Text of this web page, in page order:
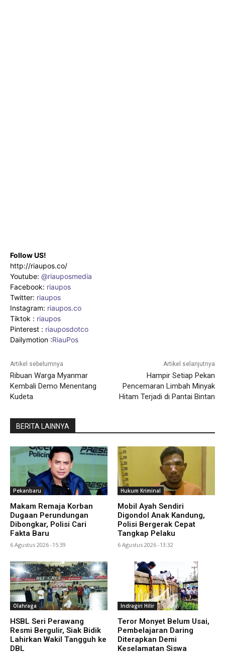
Follow US!
http://riaupos.co/
Youtube: @riauposmedia
Facebook: riaupos
Twitter: riaupos
Instagram: riaupos.co
Tiktok : riaupos
Pinterest : riauposdotco
Dailymotion :RiauPos
Artikel sebelumnya
Ribuan Warga Myanmar
Kembali Demo Menentang
Kudeta
Artikel selanjutnya
Hampir Setiap Pekan
Pencemaran Limbah Minyak
Hitam Terjadi di Pantai Bintan
BERITA LAINNYA
Pekanbaru
Makam Remaja Korban
Dugaan Perundungan
Dibongkar, Polisi Cari
Fakta Baru
6 Agustus 2026 -15:39
Hukum Kriminal
Mobil Ayah Sendiri
Digondol Anak Kandung,
Polisi Bergerak Cepat
Tangkap Pelaku
6 Agustus 2026 -13:32
Olahraga
HSBL Seri Perawang
Resmi Bergulir, Siak Bidik
Lahirkan Wakil Tangguh ke
DBL
Indragiri Hilir
Teror Monyet Belum Usai,
Pembelajaran Daring
Diterapkan Demi
Keselamatan Siswa